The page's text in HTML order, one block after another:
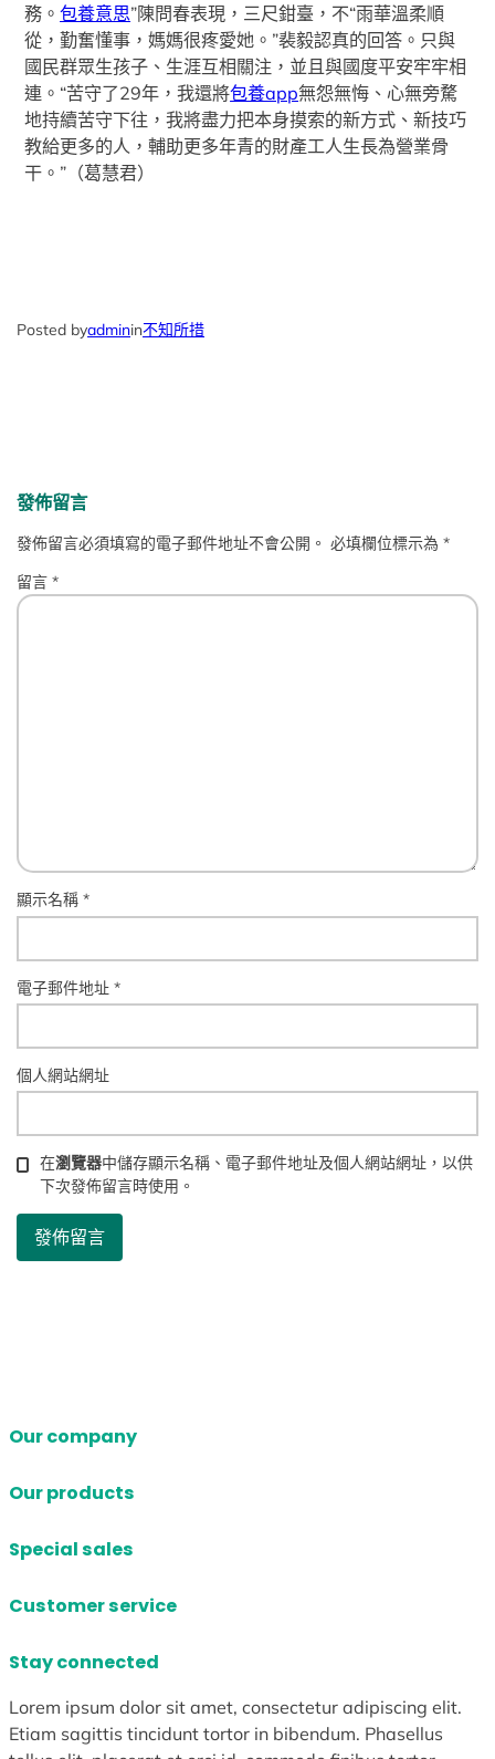
務。包養意思”陳問春表現，三尺鉗臺，不“雨華溫柔順
從，勤奮懂事，媽媽很疼愛她。”裴毅認真的回答。只與
國民群眾生孩子、生涯互相關注，並且與國度平安牢牢相
連。“苦守了29年，我還將包養app無怨無悔、心無旁騖
地持續苦守下往，我將盡力把本身摸索的新方式、新技巧
教給更多的人，輔助更多年青的財產工人生長為營業骨
干。”（葛慧君）
Posted byadminin不知所措
發佈留言
發佈留言必須填寫的電子郵件地址不會公開。 必填欄位標示為*
留言*
顯示名稱*
電子郵件地址*
個人網站網址
在瀏覽器中儲存顯示名稱、電子郵件地址及個人網站網址，以供
下次發佈留言時使用。
Our company
Our products
Special sales
Customer service
Stay connected
Lorem ipsum dolor sit amet, consectetur adipiscing elit.
Etiam sagittis tincidunt tortor in bibendum. Phasellus